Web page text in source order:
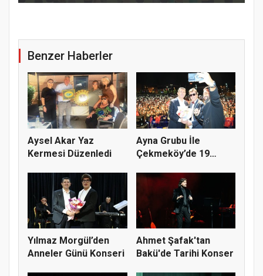
Benzer Haberler
Aysel Akar Yaz
Kermesi Düzenledi
Ayna Grubu İle
Çekmeköy’de 19
Yılmaz Morgül’den
Anneler Günü Konseri
Ahmet Şafak'tan
Bakü'de Tarihi Konser